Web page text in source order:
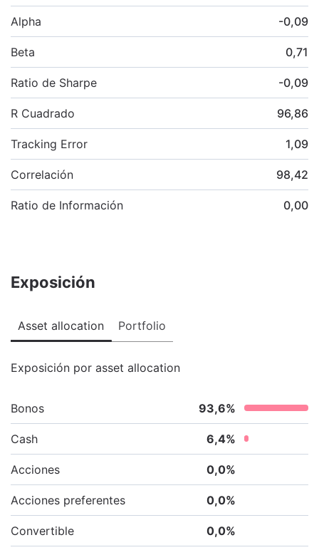
Alpha -0,09
Beta 0,71
Ratio de Sharpe -0,09
R Cuadrado 96,86
Tracking Error 1,09
Correlación 98,42
Ratio de Información 0,00
Exposición
Asset allocation Portfolio
Exposición por asset allocation
Bonos 93,6%
Cash 6,4%
Acciones 0,0%
Acciones preferentes 0,0%
Convertible 0,0%